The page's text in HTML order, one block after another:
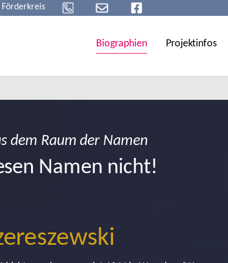
Förderkreis
Biographien Projektinfos
dem Raum der Namen
Namen nicht!